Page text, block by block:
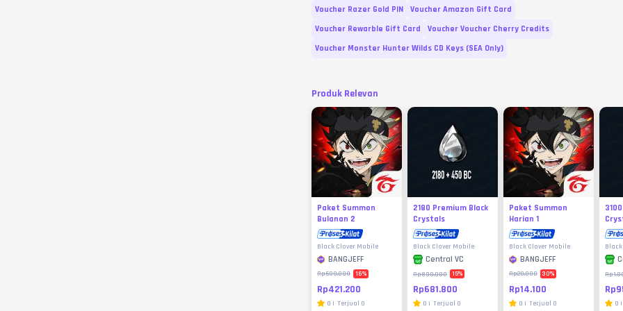
Voucher Razer Gold PIN
Voucher Amazon Gift Card
Voucher Rewarble Gift Card
Voucher Voucher Cherry Credits
Voucher Monster Hunter Wilds CD Keys (SEA Only)
Produk Relevan
Paket Summon
Bulanan 2
Black Clover Mobile
BANGJEFF
Rp500.000 16%
Rp421.200
0 | Terjual 0
2180 Premium Black
Crystals
Black Clover Mobile
Central VC
Rp800.000 15%
Rp681.800
0 | Terjual 0
Paket Summon
Harian 1
Black Clover Mobile
BANGJEFF
Rp20.000 30%
Rp14.100
0 | Terjual 0
Black
0 |